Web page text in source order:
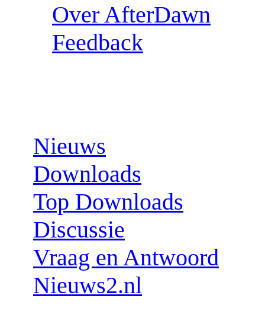
Over AfterDawn
Feedback
Nieuws
Downloads
Top Downloads
Discussie
Vraag en Antwoord
Nieuws2.nl